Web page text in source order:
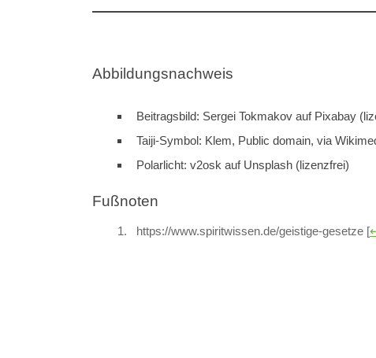
Abbildungsnachweis
Beitragsbild: Sergei Tokmakov auf Pixabay
Taiji-Symbol: Klem, Public domain, via
Polarlicht: v2osk auf Unsplash (lizenzfrei)
Fußnoten
https://www.spiritwissen.de/geistige-gesetze [